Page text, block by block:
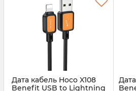
Дата кабель Hoco X108
Benefit USB to Lightning